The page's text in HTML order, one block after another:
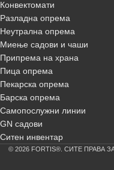
Конвектомати
Разладна опрема
Неутрална опрема
Миење садови и чаши
Припрема на храна
Пица опрема
Пекарска опрема
Барска опрема
Самопослужни линии
GN садови
Ситен инвентар
© 2026 FORTIS®. СИТЕ ПРАВА